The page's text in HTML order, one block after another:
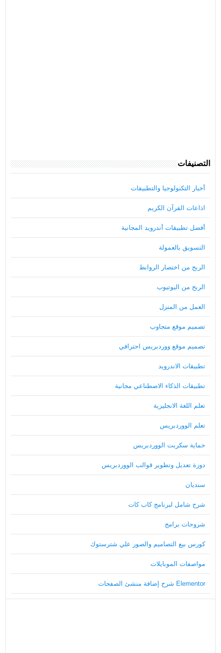
التصنيفات
أخبار التكنولوجيا والتطبيقات
اذاعات القرآن الكريم
أفضل تطبيقات أندرويد المجانية
التسويق بالعمولة
الربح من اختصار الروابط
الربح من اليوتيوب
العمل من المنزل
تصميم موقع متجاوب
تصميم موقع ووردبريس احترافي
تطبيقات الاندرويد
تطبيقات الذكاء الاصطناعي مجانية
تعلم اللغة الانجليزية
تعلم الووردبريس
حماية سكربت الووردبريس
دورة تعديل وتطوير قوالب الووردبريس
سنديان
شرح شامل لبرنامج كاب كات
شروحات برامج
كورس بيع التصاميم والصور علي شترستوك
مواصفات الموبايلات
Elementor شرح إضافة منشئ الصفحات